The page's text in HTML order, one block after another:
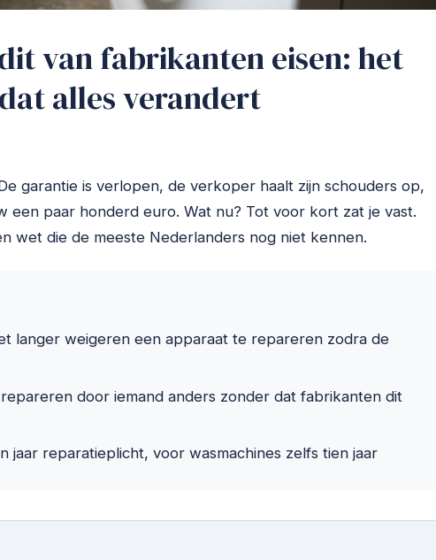
van fabrikanten eisen: het
alles verandert
garantie is verlopen, de verkoper haalt zijn schouders op,
een paar honderd euro. Wat nu? Tot voor kort zat je vast.
wet die de meeste Nederlanders nog niet kennen.
langer weigeren een apparaat te repareren zodra de
door iemand anders zonder dat fabrikanten dit
jaar reparatieplicht, voor wasmachines zelfs tien jaar